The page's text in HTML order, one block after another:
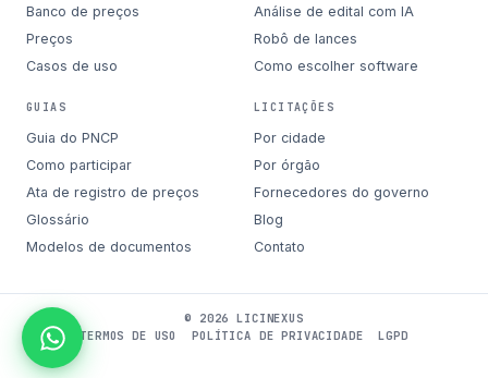
Banco de preços
Preços
Casos de uso
Análise de edital com IA
Robô de lances
Como escolher software
GUIAS
Guia do PNCP
Como participar
Ata de registro de preços
Glossário
Modelos de documentos
LICITAÇÕES
Por cidade
Por órgão
Fornecedores do governo
Blog
Contato
© 2026 LICINEXUS
TERMOS DE USO
POLÍTICA DE PRIVACIDADE LGPD